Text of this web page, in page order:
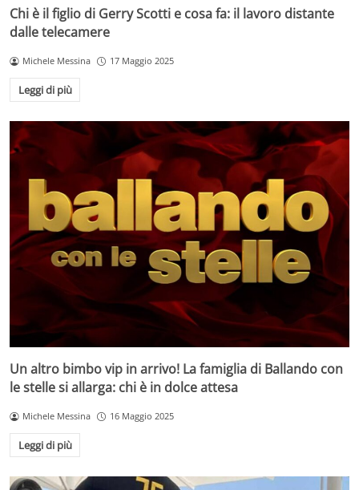
Chi è il figlio di Gerry Scotti e cosa fa: il lavoro distante
dalle telecamere
Michele Messina 17 Maggio 2025
Leggi di più
Un altro bimbo vip in arrivo! La famiglia di Ballando con
le stelle si allarga: chi è in dolce attesa
Michele Messina 16 Maggio 2025
Leggi di più